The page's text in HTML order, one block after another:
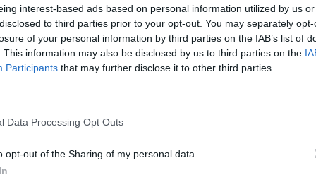
interest-based ads based on personal information utilized by us
to third parties prior to your opt-out. You may separately
of your personal information by third parties on the IAB’s list of
This information may also be disclosed by us to third parties on the
Participants that may further disclose it to other third parties.
Data Processing Opt Outs
opt-out of the Sharing of my personal data.
jest b.nieprzyjemne. Nasi lekarze są zacofani, ze tego leku
cytuj zgłoś do moderacji